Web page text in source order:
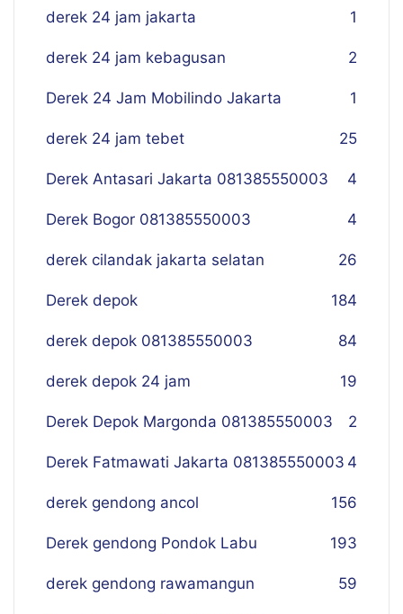
derek 24 jam jakarta 1
derek 24 jam kebagusan 2
Derek 24 Jam Mobilindo Jakarta 1
derek 24 jam tebet 25
Derek Antasari Jakarta 081385550003 4
Derek Bogor 081385550003 4
derek cilandak jakarta selatan 26
Derek depok 184
derek depok 081385550003 84
derek depok 24 jam 19
Derek Depok Margonda 081385550003 2
Derek Fatmawati Jakarta 081385550003 4
derek gendong ancol 156
Derek gendong Pondok Labu 193
derek gendong rawamangun 59